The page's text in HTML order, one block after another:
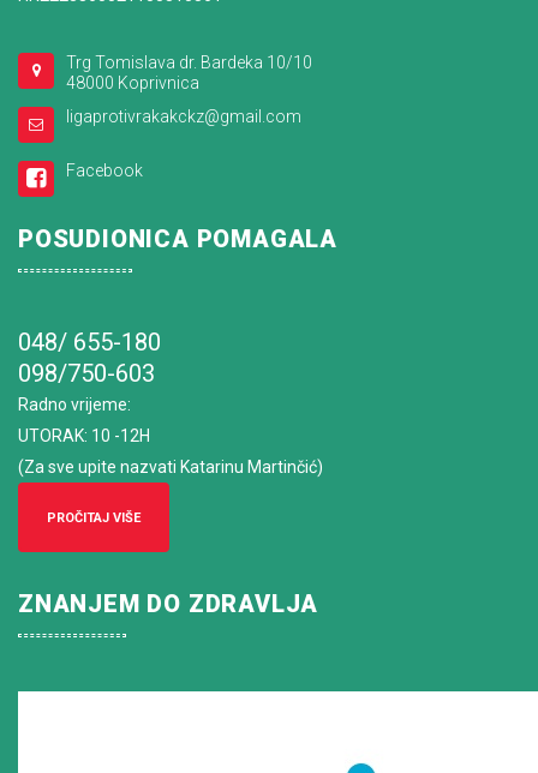
Trg Tomislava dr. Bardeka 10/10
48000 Koprivnica
ligaprotivrakakckz@gmail.com
Facebook
POSUDIONICA POMAGALA
048/ 655-180
098/750-603
Radno vrijeme:
UTORAK: 10 -12H
(Za sve upite nazvati Katarinu Martinčić)
PROČITAJ VIŠE
ZNANJEM DO ZDRAVLJA